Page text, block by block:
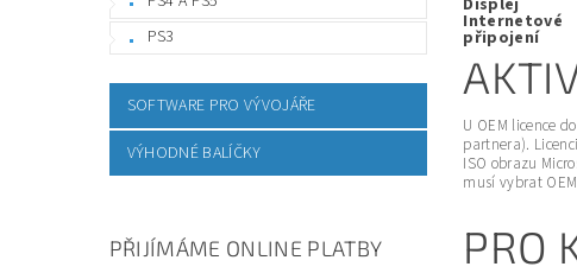
PS3
SOFTWARE PRO VÝVOJÁŘE
VÝHODNÉ BALÍČKY
PŘIJÍMÁME ONLINE PLATBY
Displej
Internetové
připojení
U OEM licence
partnera).
ISO obrazu
musí vybrat
PRO